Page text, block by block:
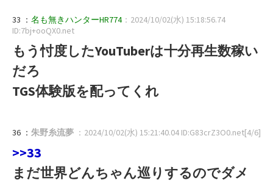
33 ： 名も無きハンターHR774：2024/10/02(水) 15:18:56.74
ID:7bj+ooQX0.net
もう忖度したYouTuberは十分再生数稼い
だろ
TGS体験版を配ってくれ
36 ： 朱野糸流夢 ：2024/10/02(水) 15:21:40.04 ID:G83crZ3O0.net[4/6]
>>33
まだ世界どんちゃん巡りするのでダメ